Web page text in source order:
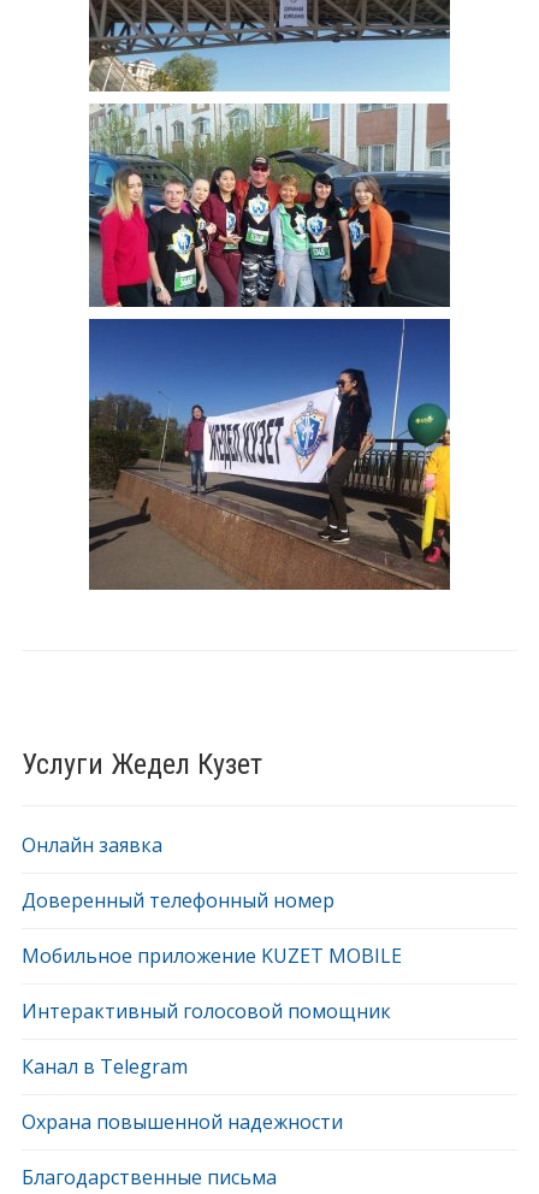
Услуги Жедел Кузет
Онлайн заявка
Доверенный телефонный номер
Мобильное приложение KUZET MOBILE
Интерактивный голосовой помощник
Канал в Telegram
Охрана повышенной надежности
Благодарственные письма